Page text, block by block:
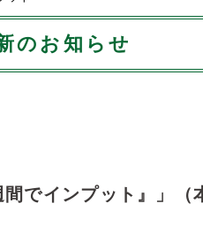
のお知らせ
でインプット』」